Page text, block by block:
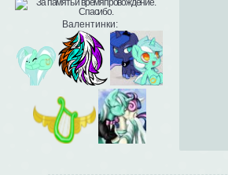
Валентинки: